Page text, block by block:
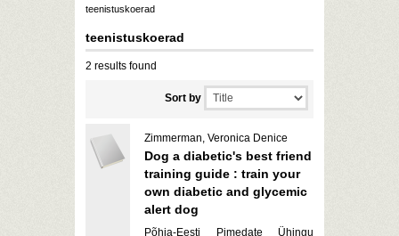
teenistuskoerad
teenistuskoerad
2 results found
Sort by
Zimmerman, Veronica Denice
Dog a diabetic's best friend
training guide : train your
own diabetic and glycemic
alert dog
Põhja-Eesti Pimedate Ühingu